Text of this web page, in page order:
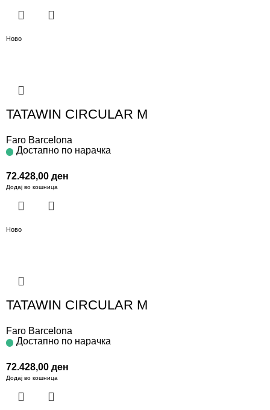
Ново
TATAWIN CIRCULAR M
Faro Barcelona
Достапно по нарачка
72.428,00 ден
Додај во кошница
Ново
TATAWIN CIRCULAR M
Faro Barcelona
Достапно по нарачка
72.428,00 ден
Додај во кошница